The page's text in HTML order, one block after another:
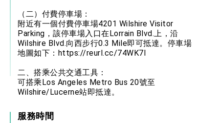
（二）付費停車場：
附近有一個付費停車場4201 Wilshire Visitor
Parking，該停車場入口在Lorrain Blvd.上，沿
Wilshire Blvd.向西步行0.3 Mile即可抵達。停車場
地圖如下： https://reurl.cc/74WK7l
二、搭乘公共交通工具：
可搭乘Los Angeles Metro Bus 20號至
Wilshire/Lucerne站即抵達。
服務時間